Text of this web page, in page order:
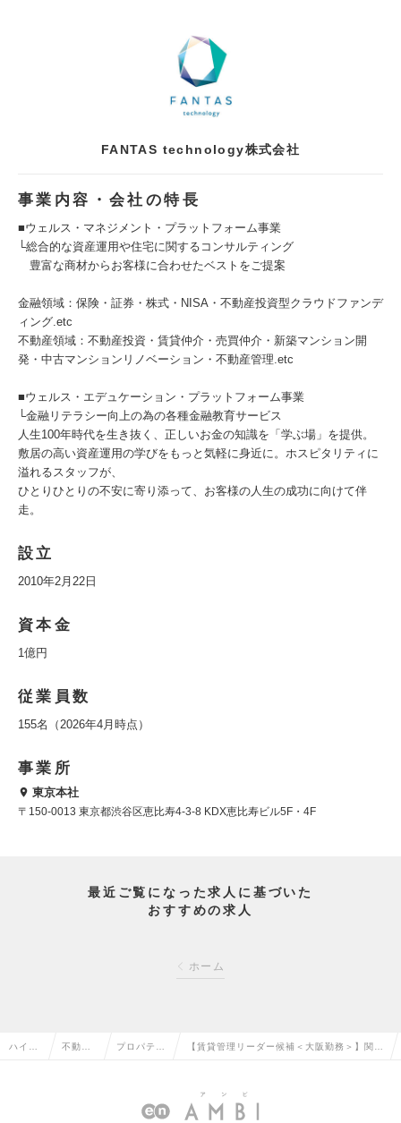
FANTAS technology株式会社
事業内容・会社の特長
■ウェルス・マネジメント・プラットフォーム事業
└総合的な資産運用や住宅に関するコンサルティング
豊富な商材からお客様に合わせたベストをご提案
金融領域：保険・証券・株式・NISA・不動産投資型クラウドファンデ
ィング.etc
不動産領域：不動産投資・賃貸仲介・売買仲介・新築マンション開
発・中古マンションリノベーション・不動産管理.etc
■ウェルス・エデュケーション・プラットフォーム事業
└金融リテラシー向上の為の各種金融教育サービス
人生100年時代を生き抜く、正しいお金の知識を「学ぶ場」を提供。
敷居の高い資産運用の学びをもっと気軽に身近に。ホスピタリティに
溢れるスタッフが、
ひとりひとりの不安に寄り添って、お客様の人生の成功に向けて伴
走。
設立
2010年2月22日
資本金
1億円
従業員数
155名（2026年4月時点）
事業所
東京本社
〒150-0013 東京都渋谷区恵比寿4-3-8 KDX恵比寿ビル5F・4F
最近ご覧になった求人に基づいた
おすすめの求人
ホーム
ハイク 不動産 プロパティ
トの転職
【賃貸管理リーダー候補＜大阪勤務＞】関西
ックス／土日祝休＞の求人情報